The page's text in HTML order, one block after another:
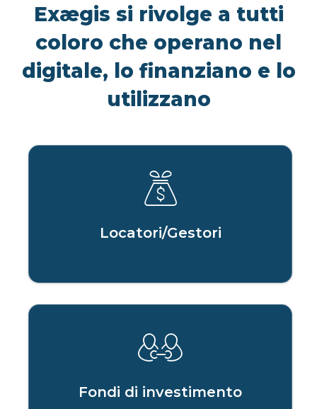
Exægis si rivolge a tutti
coloro che operano nel
digitale, lo finanziano e lo
utilizzano
Locatori/Gestori
Fondi di investimento